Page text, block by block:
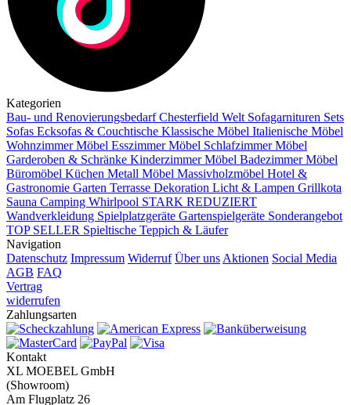
Kategorien
Bau- und RenovierungsbedarfChesterfield Welt Sofagarnituren Sets
Sofas Ecksofas & Couchtische Klassische Möbel Italienische Möbel
Wohnzimmer Möbel Esszimmer Möbel Schlafzimmer Möbel
Garderoben & Schränke Kinderzimmer Möbel Badezimmer Möbel
Büromöbel Küchen Metall Möbel Massivholzmöbel Hotel &
Gastronomie Garten Terrasse Dekoration Licht & Lampen Grillkota
Sauna Camping Whirlpool STARK REDUZIERT
Wandverkleidung Spielplatzgeräte Gartenspielgeräte Sonderangebot
TOP SELLER Spieltische Teppich & Läufer
Navigation
Datenschutz Impressum Widerruf Über uns Aktionen Social Media
AGB FAQ
Vertrag
widerrufen
Zahlungsarten
Kontakt
XL MOEBEL GmbH
(Showroom)
Am Flugplatz 26